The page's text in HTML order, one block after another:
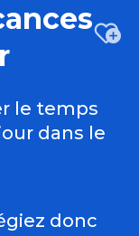
le temps
dans le
donc